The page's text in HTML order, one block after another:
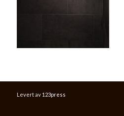
Levert av 123press